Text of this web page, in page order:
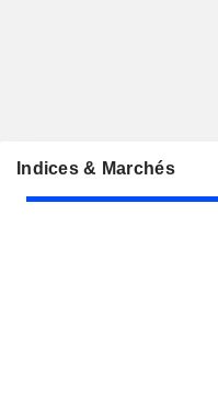
Indices & Marchés